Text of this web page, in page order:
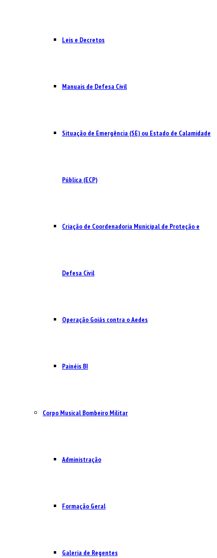
Leis e Decretos
Manuais de Defesa Civil
Situação de Emergência (SE) ou Estado de Calamidade
Pública (ECP)
Criação de Coordenadoria Municipal de Proteção e
Defesa Civil
Operação Goiás contra o Aedes
Painéis BI
Corpo Musical Bombeiro Militar
Administração
Formação Geral
Galeria de Regentes